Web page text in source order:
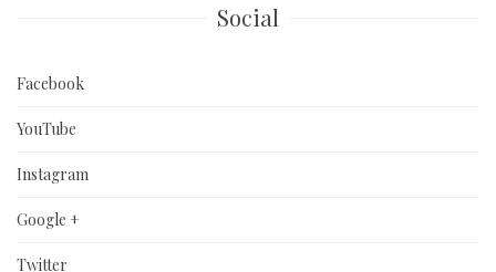
Social
Facebook
YouTube
Instagram
Google +
Twitter